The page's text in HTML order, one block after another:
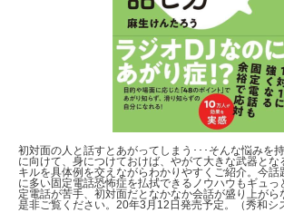
初対面の人と話すとあがってしまう･･･そんな悩みを
に向けて、身につけておけば、やがて大きな武器とな
キルを具体例を交えながらわかりやすくご紹介。今
に多い固定電話恐怖症を払拭できるノウハウもギュっ
定電話が苦手、初対面だとなかなか会話が盛り上がら
是非ご覧ください。20年3月12日発売予定。（秀和シ